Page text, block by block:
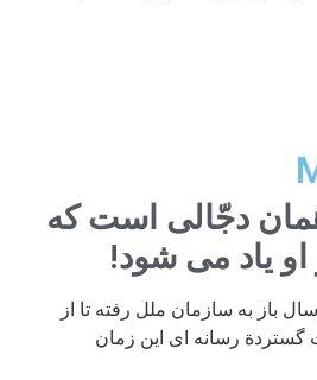
دجّالی است که
او یاد می شود!
سال باز به سازمان ملل رفته تا از
گستردة رسانه ای این زمان